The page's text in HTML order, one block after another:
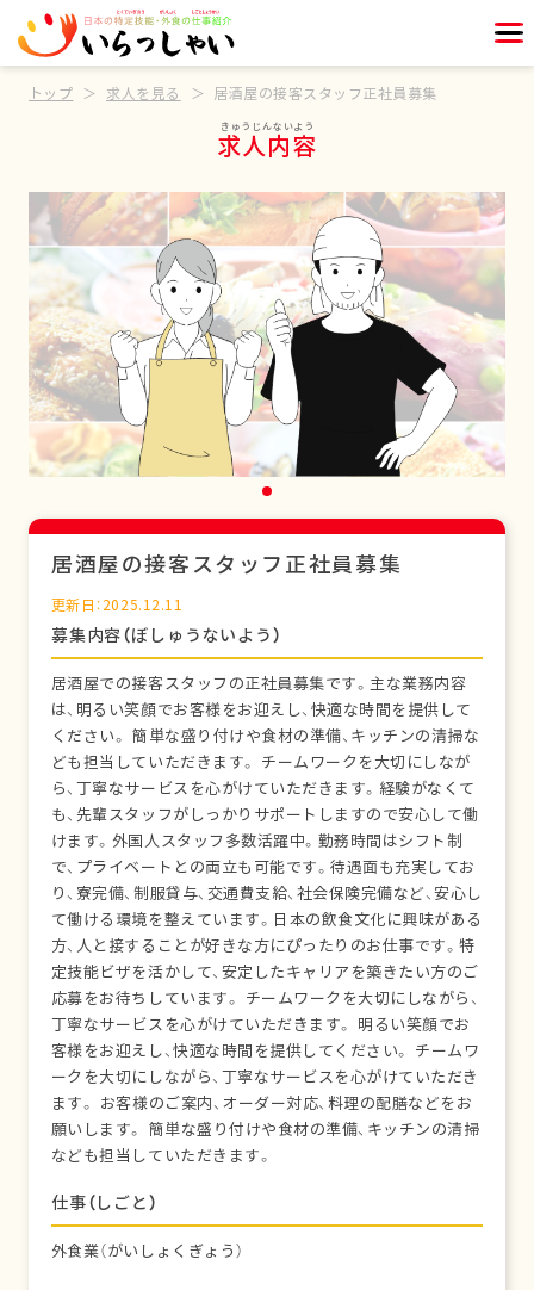
トップ 求人を見る 居酒屋の接客スタッフ正社員募集
求人内容
居酒屋の接客スタッフ正社員募集
更新日：2025.12.11
募集内容（ぼしゅうないよう）
居酒屋での接客スタッフの正社員募集です。主な業務内容
は、明るい笑顔でお客様をお迎えし、快適な時間を提供して
ください。 簡単な盛り付けや食材の準備、キッチンの清掃な
ども担当していただきます。 チームワークを大切にしなが
ら、丁寧なサービスを心がけていただきます。経験がなくて
も、先輩スタッフがしっかりサポートしますので安心して働
けます。外国人スタッフ多数活躍中。勤務時間はシフト制
で、プライベートとの両立も可能です。待遇面も充実してお
り、寮完備、制服貸与、交通費支給、社会保険完備など、安心し
て働ける環境を整えています。日本の飲食文化に興味がある
方、人と接することが好きな方にぴったりのお仕事です。特
定技能ビザを活かして、安定したキャリアを築きたい方のご
応募をお待ちしています。 チームワークを大切にしながら、
丁寧なサービスを心がけていただきます。 明るい笑顔でお
客様をお迎えし、快適な時間を提供してください。 チームワ
ークを大切にしながら、丁寧なサービスを心がけていただき
ます。 お客様のご案内、オーダー対応、料理の配膳などをお
願いします。 簡単な盛り付けや食材の準備、キッチンの清掃
なども担当していただきます。
仕事（しごと）
外食業（がいしょくぎょう）